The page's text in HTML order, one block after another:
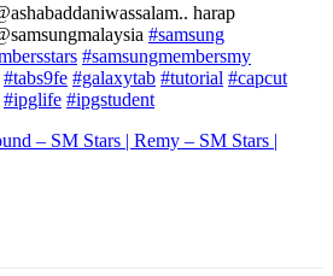
harap
#samsung
#samsungmembersmy
#tabs9fe #galaxytab #tutorial #capcut
#ipglife #ipgstudent
– SM Stars | Remy – SM Stars |